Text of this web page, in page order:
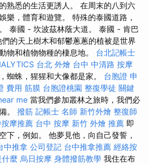
熟悉的生活更誘人。 在周末的八到六
樂，體育和遊覽。 特殊的泰國道路，
泰國 - 坎波茲林蔭大道。 泰國 - 肯巴
的天上樹木和郁鬱蔥蔥的植被是世界
物和植物物種的棲息地。 台北記帳士
台北 外燴 台中 中清路 按摩
蜘蛛，猩猩和大像都是家。 台胞證 申
費用 筋膜 台胞證桃園 整復學徒 關鍵
me 當我們參加叢林之旅時，我們必
。 撥筋 記帳士 名師 新竹外燴 整復師
摩推薦 台中 按摩 新竹 外燴 推薦 即
下，例如。 他夢見他，向自己發誓，
中推拿 公司登記 台中推拿推薦 經絡按
麼 烏日按摩 身體撥筋教學 我住在布